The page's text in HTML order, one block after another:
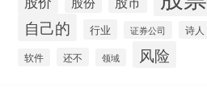
自己的 行业 证券公司 诗人
软件 还不 领域 风险